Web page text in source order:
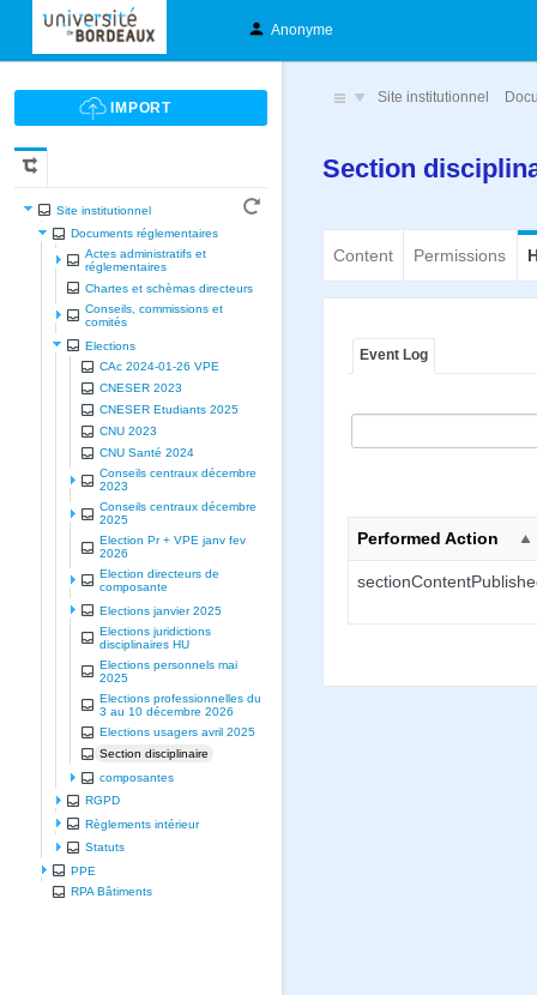
Anonyme
Site institutionnel
Documents réglementaires
Actes administratifs et
réglementaires
Chartes et schèmas directeurs
Conseils, commissions et
comités
Elections
CAc 2024-01-26 VPE
CNESER 2023
CNESER Etudiants 2025
CNU 2023
CNU Santé 2024
Conseils centraux décembre
2023
Conseils centraux décembre
2025
Election Pr + VPE janv fev
2026
Election directeurs de
composante
Elections janvier 2025
Elections juridictions
disciplinaires HU
Elections personnels mai
2025
Elections professionnelles du
3 au 10 décembre 2026
Elections usagers avril 2025
Section disciplinaire
composantes
RGPD
Règlements intérieur
Statuts
PPE
RPA Bâtiments
Site institutionnel
Section
Content Permissions
Event Log
Performed Action